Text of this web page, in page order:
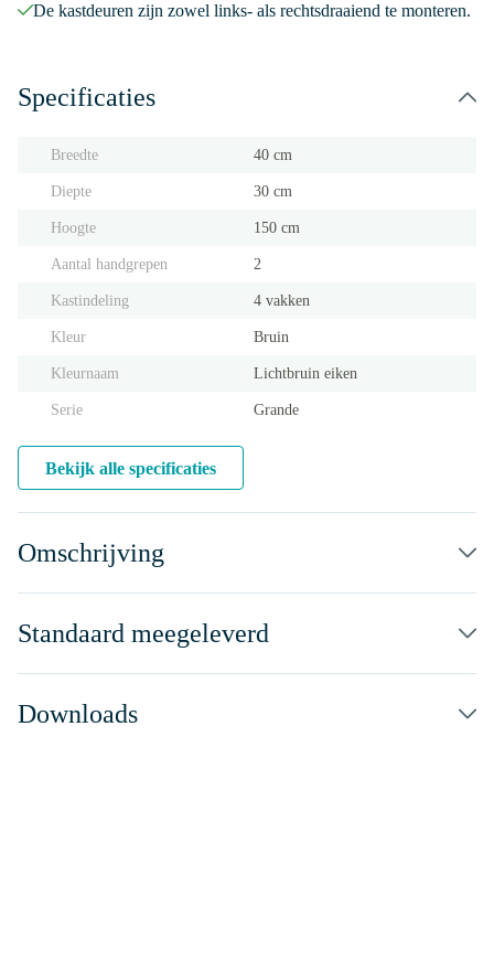
De kastdeuren zijn zowel links- als rechtsdraaiend te monteren.
Specificaties
Breedte 40 cm
Diepte 30 cm
Hoogte 150 cm
Aantal handgrepen 2
Kastindeling 4 vakken
Kleur Bruin
Kleurnaam Lichtbruin eiken
Serie Grande
Bekijk alle specificaties
Omschrijving
Standaard meegeleverd
Downloads